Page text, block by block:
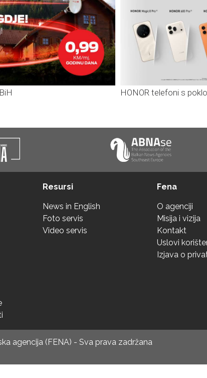
HONOR telefoni s
Resursi
News in English
Foto servis
Video servis
Fena
O agenciji
Misija i vizija
Kontakt
Uslovi
Izjava o
agencija (FENA) - Sva prava zadržana